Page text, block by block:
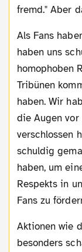
fremd." Aber
Als Fans haben wir uns schuldig gemacht. Wir
haben uns
homophoben
Tribünen
haben. Wir
die Augen
verschlossen
schuldig
haben, um
Respekts in
Fans zu
Aktionen wie der Transfer homophober Spieler sind
besonders